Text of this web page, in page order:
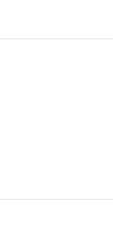
coberta.
equipe).